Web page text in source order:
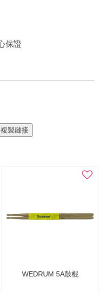
保證
複製鏈接
WEDRUM 5A鼓棍